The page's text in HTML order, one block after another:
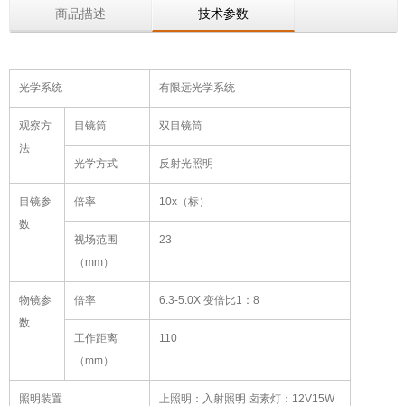
商品描述 技术参数
光学系统 有限远光学系统
观察方
法
目镜筒 双目镜筒
光学方式 反射光照明
目镜参
数
倍率 10x（标）
视场范围
（mm）
23
物镜参
数
倍率 6.3-5.0X 变倍比1：8
工作距离
（mm）
110
照明装置
上照明：入射照明 卤素灯：12V15W